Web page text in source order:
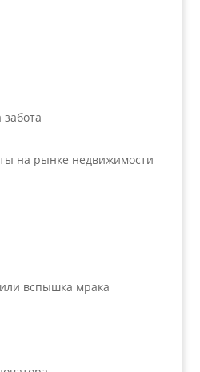
на рынке недвижимости
вспышка мрака